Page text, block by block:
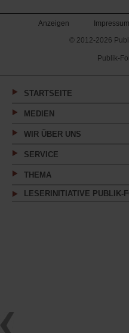
Anzeigen Impressum
© 2012-2026
Publik-
STARTSEITE
MEDIEN
WIR ÜBER UNS
SERVICE
THEMA
LESERINITIATIVE PUBLIK-